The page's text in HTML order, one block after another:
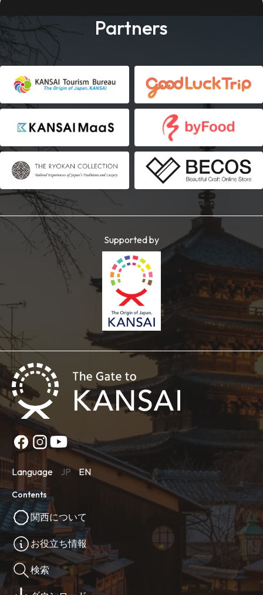
Partners
Supported by
Language JP EN
Contents
関西について
お役立ち情報
検索